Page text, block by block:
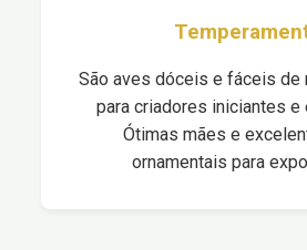
São aves dóceis e fáceis de
para criadores iniciantes e
Ótimas mães e
ornamentais para